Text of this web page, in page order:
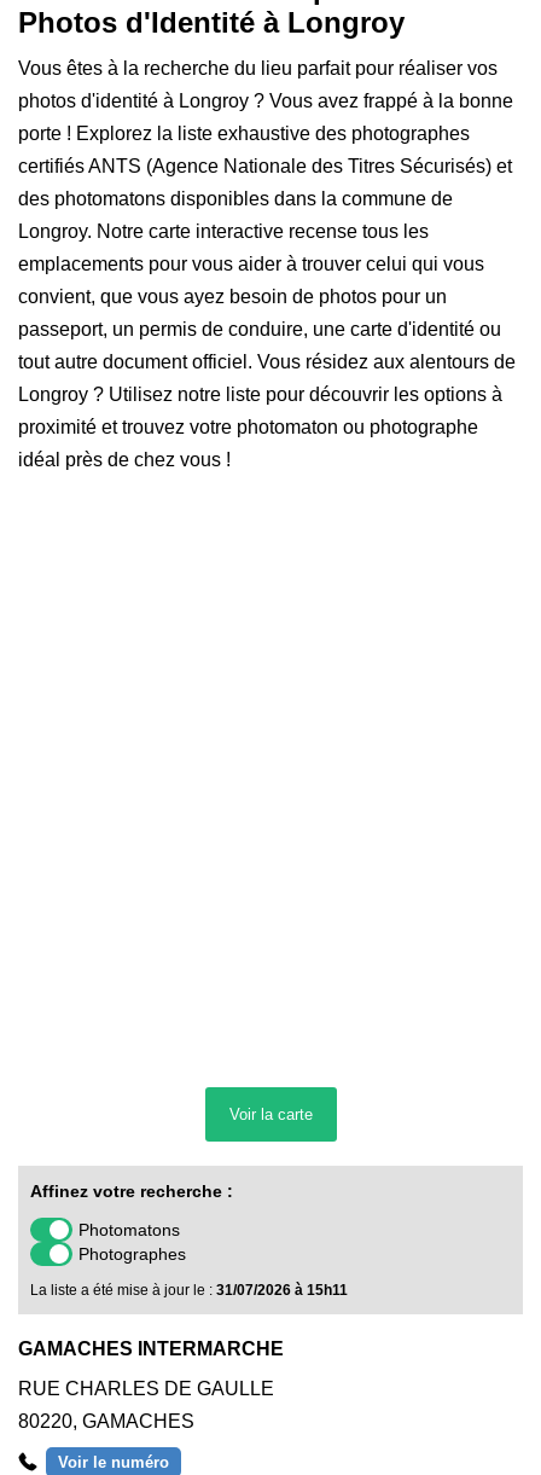
Photos d'Identité à Longroy
Vous êtes à la recherche du lieu parfait pour réaliser vos
photos d'identité à Longroy ? Vous avez frappé à la bonne
porte ! Explorez la liste exhaustive des photographes
certifiés ANTS (Agence Nationale des Titres Sécurisés) et
des photomatons disponibles dans la commune de
Longroy. Notre carte interactive recense tous les
emplacements pour vous aider à trouver celui qui vous
convient, que vous ayez besoin de photos pour un
passeport, un permis de conduire, une carte d'identité ou
tout autre document officiel. Vous résidez aux alentours de
Longroy ? Utilisez notre liste pour découvrir les options à
proximité et trouvez votre photomaton ou photographe
idéal près de chez vous !
Voir la carte
Affinez votre recherche :
Photomatons
Photographes
La liste a été mise à jour le : 31/07/2026 à 15h11
GAMACHES INTERMARCHE
RUE CHARLES DE GAULLE
80220, GAMACHES
Voir le numéro